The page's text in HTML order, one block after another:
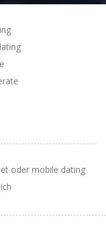
oder mobile dating